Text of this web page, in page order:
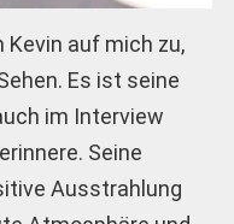
auf mich zu,
Es ist seine
im Interview
Seine
Ausstrahlung